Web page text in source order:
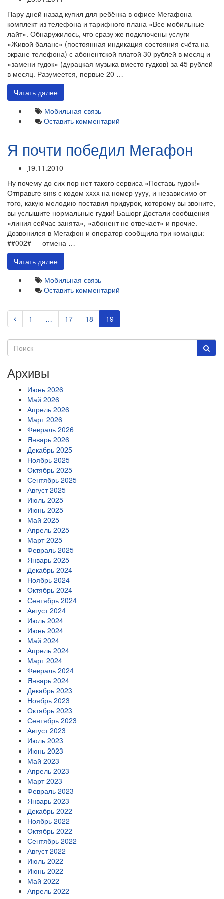
Пару дней назад купил для ребёнка в офисе Мегафона
комплект из телефона и тарифного плана «Все мобильные
лайт». Обнаружилось, что сразу же подключены услуги
«Живой баланс» (постоянная индикация состояния счёта на
экране телефона) с абонентской платой 30 рублей в месяц и
«замени гудок» (дурацкая музыка вместо гудков) за 45 рублей
в месяц. Разумеется, первые 20 …
Читать далее
Мобильная связь
Оставить комментарий
Я почти победил Мегафон
19.11.2010
Ну почему до сих пор нет такого сервиса «Поставь гудок!»
Отправьте sms с кодом xxxx на номер yyyy, и независимо от
того, какую мелодию поставил придурок, которому вы звоните,
вы услышите нормальные гудки! Башорг Достали сообщения
«линия сейчас занята», «абонент не отвечает» и прочие.
Дозвонился в Мегафон и оператор сообщила три команды:
##002# — отмена …
Читать далее
Мобильная связь
Оставить комментарий
1 … 17 18 19
Архивы
Июнь 2026
Май 2026
Апрель 2026
Март 2026
Февраль 2026
Январь 2026
Декабрь 2025
Ноябрь 2025
Октябрь 2025
Сентябрь 2025
Август 2025
Июль 2025
Июнь 2025
Май 2025
Апрель 2025
Март 2025
Февраль 2025
Январь 2025
Декабрь 2024
Ноябрь 2024
Октябрь 2024
Сентябрь 2024
Август 2024
Июль 2024
Июнь 2024
Май 2024
Апрель 2024
Март 2024
Февраль 2024
Январь 2024
Декабрь 2023
Ноябрь 2023
Октябрь 2023
Сентябрь 2023
Август 2023
Июль 2023
Июнь 2023
Май 2023
Апрель 2023
Март 2023
Февраль 2023
Январь 2023
Декабрь 2022
Ноябрь 2022
Октябрь 2022
Сентябрь 2022
Август 2022
Июль 2022
Июнь 2022
Май 2022
Апрель 2022